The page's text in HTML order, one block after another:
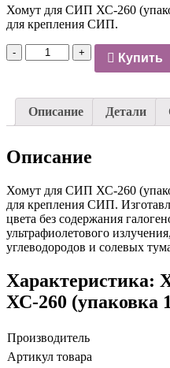
Хомут для СИП ХС-260
для крепления СИП.
Количество
- + Купить
Описание Детали
Описание
Хомут для СИП ХС-260
для крепления СИП.
цвета без содержания
ультрафиолетового
углеводородов и солевых
Характеристика:
ХС-260 (упаковка
Производитель
Артикул товара